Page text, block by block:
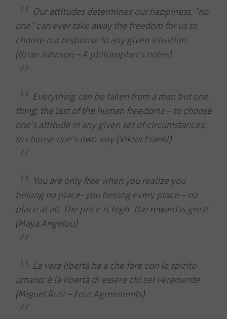
Our attitudes determines our happiness, “no
one” can ever take away the freedom for us to
choose our response to any given situation.
(Brian Johnson – A philosopher’s notes)
Everything can be taken from a man but one
thing; the last of the human freedoms – to choose
one’s attitude in any given set of circumstances,
to choose one’s own way (Viktor Frankl)
You are only free when you realize you
belong no place- you belong every place – no
place at all. The price is high. The reward is great
(Maya Angelou)
La vera libertà ha a che fare con lo spirito
umano: è la libertà di essere chi sei veramente
(Miguel Ruiz – Four Agreements)